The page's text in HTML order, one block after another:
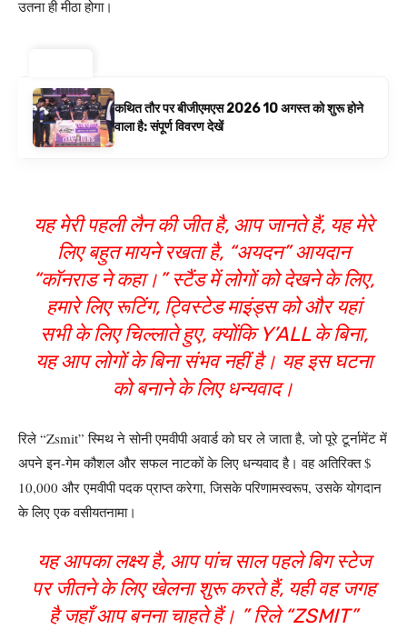
उतना ही मीठा होगा।
कथित तौर पर बीजीएमएस 2026 10 अगस्त को शुरू होने
वाला है: संपूर्ण विवरण देखें
यह मेरी पहली लैन की जीत है, आप जानते हैं, यह मेरे
लिए बहुत मायने रखता है, “अयदन” आयदान
“कॉनराड ने कहा।” स्टैंड में लोगों को देखने के लिए,
हमारे लिए रूटिंग, ट्विस्टेड माइंड्स को और यहां
सभी के लिए चिल्लाते हुए, क्योंकि Y’ALL के बिना,
यह आप लोगों के बिना संभव नहीं है। यह इस घटना
को बनाने के लिए धन्यवाद।
रिले “Zsmit” स्मिथ ने सोनी एमवीपी अवार्ड को घर ले जाता है, जो पूरे टूर्नामेंट में
अपने इन-गेम कौशल और सफल नाटकों के लिए धन्यवाद है। वह अतिरिक्त $
10,000 और एमवीपी पदक प्राप्त करेगा, जिसके परिणामस्वरूप, उसके योगदान
के लिए एक वसीयतनामा।
यह आपका लक्ष्य है, आप पांच साल पहले बिग स्टेज
पर जीतने के लिए खेलना शुरू करते हैं, यही वह जगह
है जहाँ आप बनना चाहते हैं। ” रिले “ZSMIT”